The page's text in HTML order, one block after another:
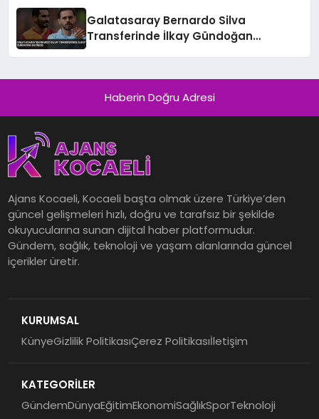
Galatasaray Bernardo Silva
Transferinde İlkay Gündoğan
Haberin Doğru Adresi
Ajans Kocaeli, Kocaeli başta olmak üzere Türkiye’den
güncel gelişmeleri hızlı, doğru ve tarafsız bir şekilde
okuyucularına sunan dijital haber platformudur.
Gündem, sağlık, teknoloji ve yaşam alanlarında güncel
içerikler üretir.
KURUMSAL
KünyeGizlilik PolitikasıÇerez Politikasıİletişim
KATEGORİLER
GündemDünyaEğitimEkonomiSağlıkSporTeknoloji